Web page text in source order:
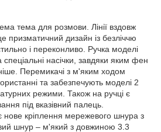
тема для розмови. Лінії вздовж
призматичний дизайн із безліччю
і переконливо. Ручка моделі
спеціальні насічки, завдяки яким фен
Перемикачі з м'яким ходом
та забезпечують моделі 2
режими. Також на ручці є
під вказівний палець.
кріплення мережевого шнура з
шнур – м'який з довжиною 3.3